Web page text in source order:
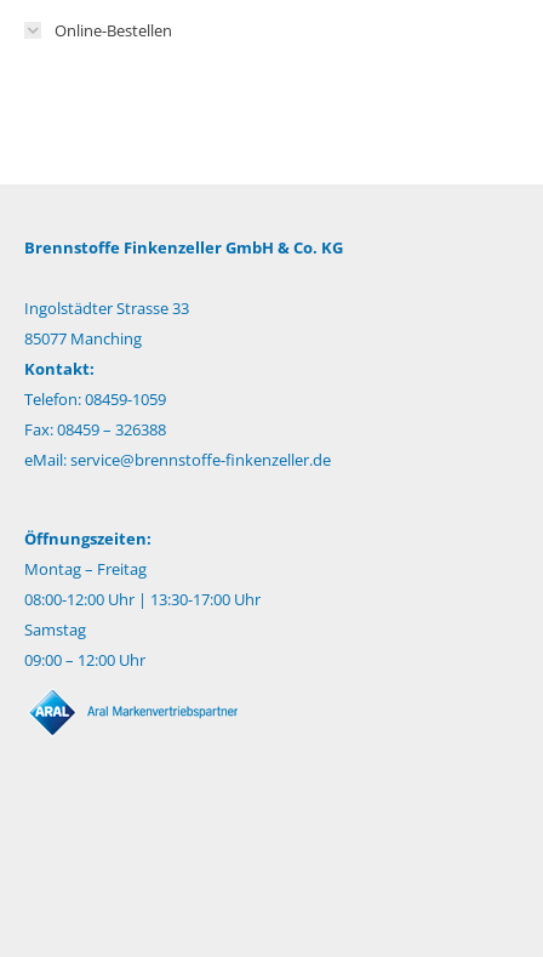
Online-Bestellen
Brennstoffe Finkenzeller GmbH & Co. KG
Ingolstädter Strasse 33
85077 Manching
Kontakt:
Telefon: 08459-1059
Fax: 08459 – 326388
eMail:service@brennstoffe-finkenzeller.de
Öffnungszeiten:
Montag – Freitag
08:00-12:00 Uhr | 13:30-17:00 Uhr
Samstag
09:00 – 12:00 Uhr